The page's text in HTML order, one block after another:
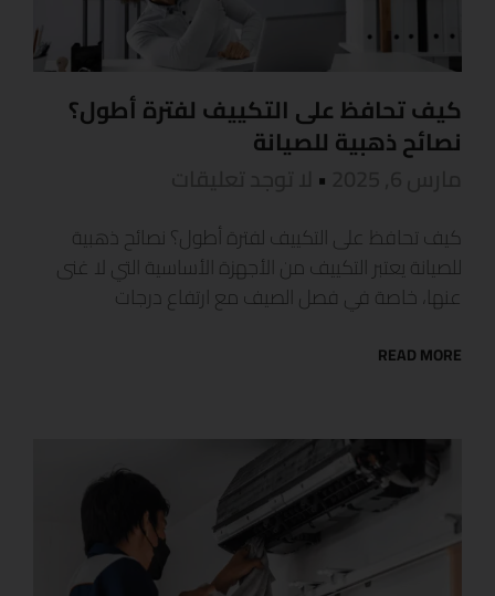
كيف تحافظ على التكييف لفترة أطول؟
نصائح ذهبية للصيانة
كيف تحافظ على التكييف لفترة أطول؟ نصائح ذهبية
للصيانة يعتبر التكييف من الأجهزة الأساسية التي لا غنى
عنها، خاصة في فصل الصيف مع ارتفاع درجات
READ MORE